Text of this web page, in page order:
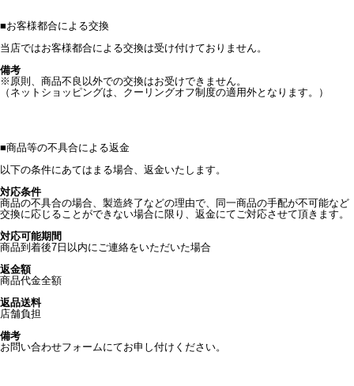
■お客様都合による交換
当店ではお客様都合による交換は受け付けておりません。
備考
※原則、商品不良以外での交換はお受けできません。
（ネットショッピングは、クーリングオフ制度の適用外となります。）
■商品等の不具合による返金
以下の条件にあてはまる場合、返金いたします。
対応条件
商品の不具合の場合、製造終了などの理由で、同一商品の手配が不可能など
交換に応じることができない場合に限り、返金にてご対応させて頂きます。
対応可能期間
商品到着後7日以内にご連絡をいただいた場合
返金額
商品代金全額
返品送料
店舗負担
備考
お問い合わせフォームにてお申し付けください。